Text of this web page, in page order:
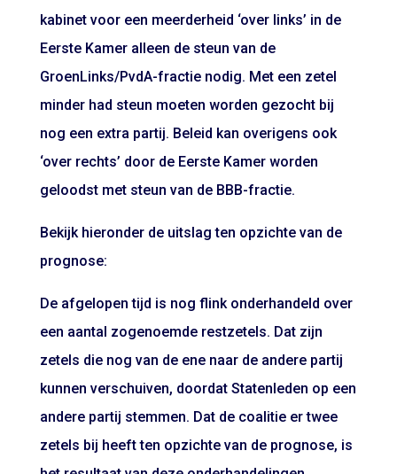
kabinet voor een meerderheid ‘over links’ in de
Eerste Kamer alleen de steun van de
GroenLinks/PvdA-fractie nodig. Met een zetel
minder had steun moeten worden gezocht bij
nog een extra partij. Beleid kan overigens ook
‘over rechts’ door de Eerste Kamer worden
geloodst met steun van de BBB-fractie.
Bekijk hieronder de uitslag ten opzichte van de
prognose:
De afgelopen tijd is nog flink onderhandeld over
een aantal zogenoemde restzetels. Dat zijn
zetels die nog van de ene naar de andere partij
kunnen verschuiven, doordat Statenleden op een
andere partij stemmen. Dat de coalitie er twee
zetels bij heeft ten opzichte van de prognose, is